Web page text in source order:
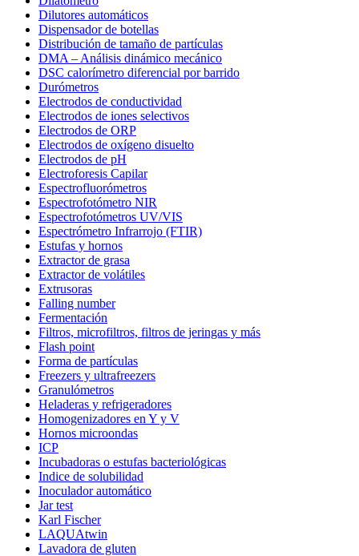
Dilutores automáticos
Dispensador de botellas
Distribución de tamaño de partículas
DMA – Análisis dinámico mecánico
DSC calorímetro diferencial por barrido
Durómetros
Electrodos de conductividad
Electrodos de iones selectivos
Electrodos de ORP
Electrodos de oxígeno disuelto
Electrodos de pH
Electroforesis Capilar
Espectrofluorómetros
Espectrofotómetro NIR
Espectrofotómetros UV/VIS
Espectrómetro Infrarrojo (FTIR)
Estufas y hornos
Extractor de grasa
Extractor de volátiles
Extrusoras
Falling number
Fermentación
Filtros, microfiltros, filtros de jeringas y más
Flash point
Forma de partículas
Freezers y ultrafreezers
Granulómetros
Heladeras y refrigeradores
Homogenizadores en Y y V
Hornos microondas
ICP
Incubadoras o estufas bacteriológicas
Indice de solubilidad
Inoculador automático
Jar test
Karl Fischer
LAQUAtwin
Lavadora de gluten